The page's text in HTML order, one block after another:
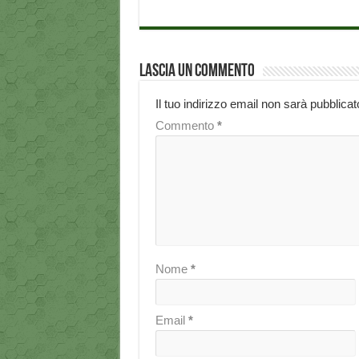
Lascia un commento
Il tuo indirizzo email non sarà
Commento *
Nome *
Email *